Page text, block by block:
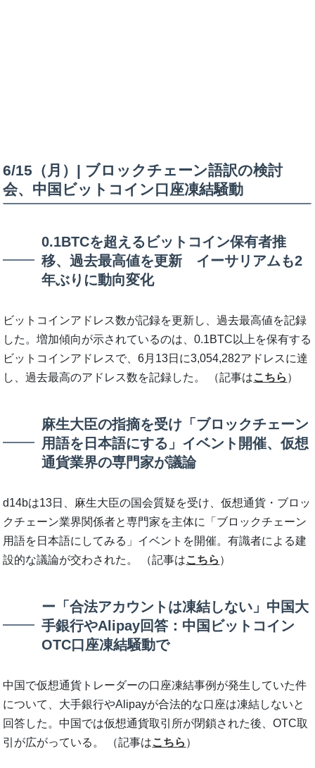
6/15（月）| ブロックチェーン語訳の検討
会、中国ビットコイン口座凍結騒動
0.1BTCを超えるビットコイン保有者推
移、過去最高値を更新 イーサリアムも2
年ぶりに動向変化
ビットコインアドレス数が記録を更新し、過去最高値を記録
した。増加傾向が示されているのは、0.1BTC以上を保有する
ビットコインアドレスで、6月13日に3,054,282アドレスに達
し、過去最高のアドレス数を記録した。 （記事はこちら ）
麻生大臣の指摘を受け「ブロックチェーン
用語を日本語にする」イベント開催、仮想
通貨業界の専門家が議論
d14bは13日、麻生大臣の国会質疑を受け、仮想通貨・ブロッ
クチェーン業界関係者と専門家を主体に「ブロックチェーン
用語を日本語にしてみる」イベントを開催。有識者による建
設的な議論が交わされた。 （記事はこちら ）
ー「合法アカウントは凍結しない」中国大
手銀行やAlipay回答：中国ビットコイン
OTC口座凍結騒動で
中国で仮想通貨トレーダーの口座凍結事例が発生していた件
について、大手銀行やAlipayが合法的な口座は凍結しないと
回答した。中国では仮想通貨取引所が閉鎖された後、OTC取
引が広がっている。 （記事はこちら ）